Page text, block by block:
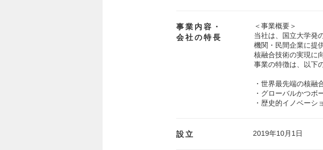
事業内容・
会社の特長
＜事業概要＞
当社は、国立大学発
機関・民間企業に提
核融合技術の実現に
事業の特徴は、以下
・世界最先端の核融
・グローバルかつボ
・歴史的イノベーシ
設立 2019年10月1日